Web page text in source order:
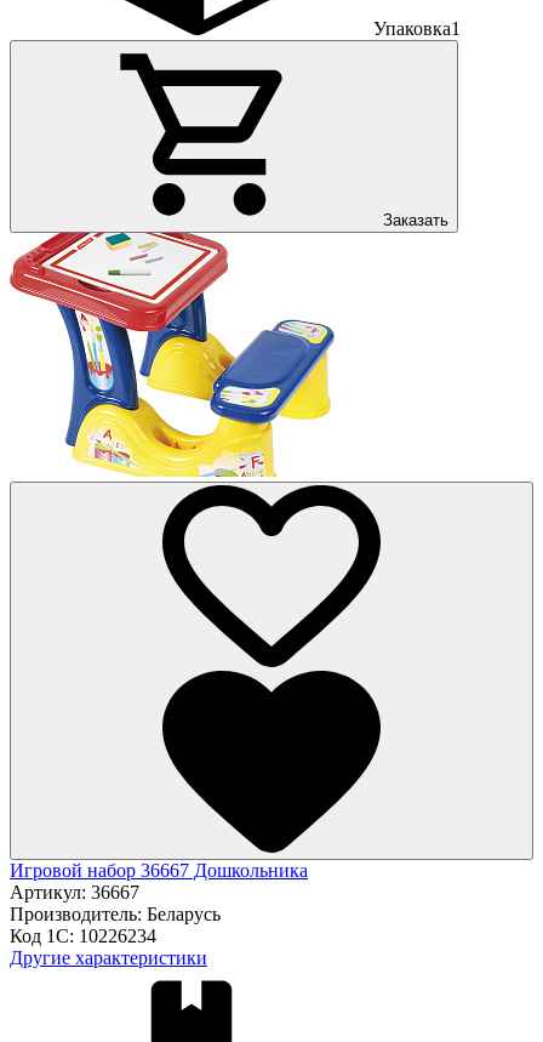
Упаковка1
Заказать
Игровой набор 36667 Дошкольника
Артикул: 36667
Производитель: Беларусь
Код 1С: 10226234
Другие характеристики